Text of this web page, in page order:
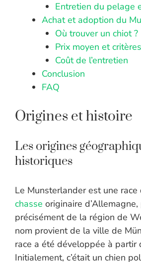
Entretien du pelage
Achat et adoption du
Où trouver un chiot ?
Prix moyen et
Coût de l’entretien
Conclusion
FAQ
Origines et histoire
Les origines
historiques
Le Munsterlander est une race
chasse originaire d’Allemagne,
précisément de la région de
nom provient de la ville de
race a été développée à partir
Initialement, c’était un chien